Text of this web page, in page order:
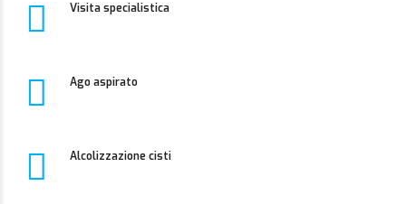
Visita specialistica
Ago aspirato
Alcolizzazione cisti